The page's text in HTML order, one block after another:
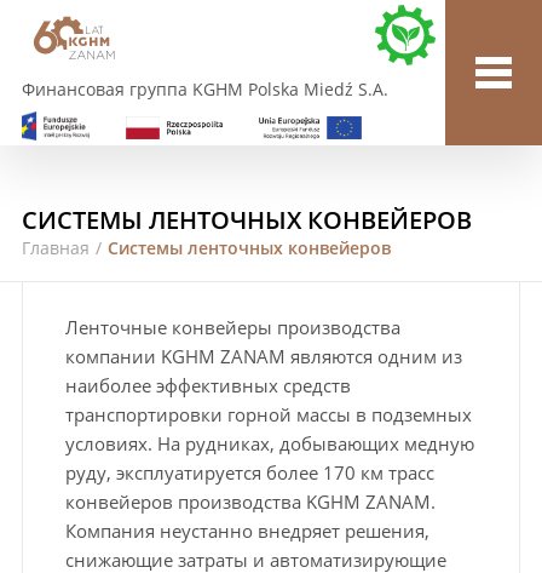
Финансовая группа KGHM Polska Miedź S.A.
СИСТЕМЫ ЛЕНТОЧНЫХ КОНВЕЙЕРОВ
Главная / Системы ленточных конвейеров
Ленточные конвейеры производства
компании KGHM ZANAM являются одним из
наиболее эффективных средств
транспортировки горной массы в подземных
условиях. На рудниках, добывающих медную
руду, эксплуатируется более 170 км трасс
конвейеров производства KGHM ZANAM.
Компания неустанно внедряет решения,
снижающие затраты и автоматизирующие